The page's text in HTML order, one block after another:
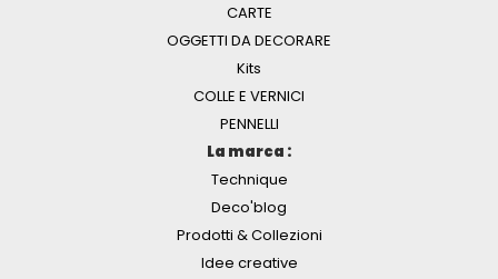
CARTE
OGGETTI DA DECORARE
Kits
COLLE E VERNICI
PENNELLI
La marca :
Technique
Deco'blog
Prodotti & Collezioni
Idee creative